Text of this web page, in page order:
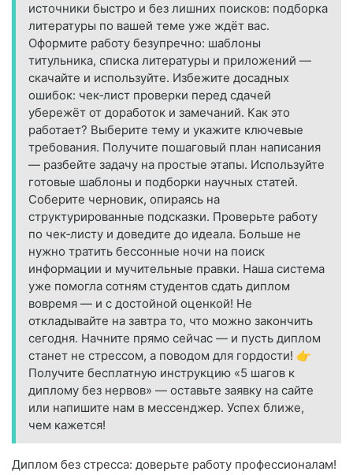
источники быстро и без лишних поисков: подборка
литературы по вашей теме уже ждёт вас.
Оформите работу безупречно: шаблоны
титульника, списка литературы и приложений —
скачайте и используйте. Избежите досадных
ошибок: чек‑лист проверки перед сдачей
убережёт от доработок и замечаний. Как это
работает? Выберите тему и укажите ключевые
требования. Получите пошаговый план написания
— разбейте задачу на простые этапы. Используйте
готовые шаблоны и подборки научных статей.
Соберите черновик, опираясь на
структурированные подсказки. Проверьте работу
по чек‑листу и доведите до идеала. Больше не
нужно тратить бессонные ночи на поиск
информации и мучительные правки. Наша система
уже помогла сотням студентов сдать диплом
вовремя — и с достойной оценкой! Не
откладывайте на завтра то, что можно закончить
сегодня. Начните прямо сейчас — и пусть диплом
станет не стрессом, а поводом для гордости! 👉
Получите бесплатную инструкцию «5 шагов к
диплому без нервов» — оставьте заявку на сайте
или напишите нам в мессенджер. Успех ближе,
чем кажется!
Диплом без стресса: доверьте работу профессионалам!